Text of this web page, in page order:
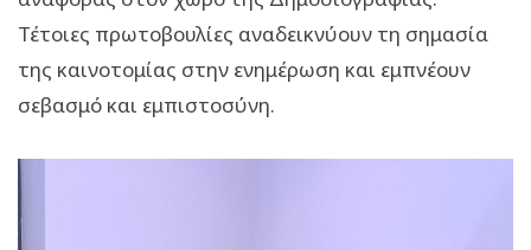
Τέτοιες πρωτοβουλίες αναδεικνύουν τη σημασία
της καινοτομίας στην ενημέρωση και εμπνέουν
σεβασμό και εμπιστοσύνη.